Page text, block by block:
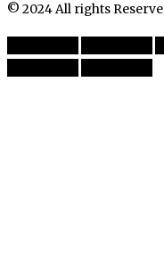
© 2024 All rights